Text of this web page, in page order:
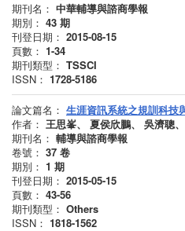
期刊名： 中華輔導與諮商學報
期別： 43 期
刊登日期： 2015-08-15
頁數： 1-34
期刊類型： TSSCI
ISSN： 1728-5186
論文篇名： 生涯資訊系統之規訓科技
作者： 王思峯、 夏侯欣鵬、 吳濟聰
期刊名： 輔導與諮商學報
卷號： 37 卷
期別： 1 期
刊登日期： 2015-05-15
頁數： 43-56
期刊類型： Others
ISSN： 1818-1562